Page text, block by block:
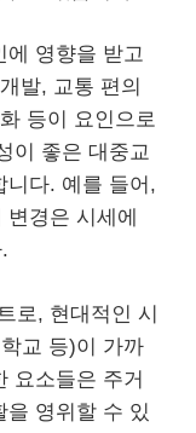
에 영향을 받고
발, 교통 편의
등이 요인으로
이 좋은 대중교
니다. 예를 들어,
경은 시세에
로, 현대적인 시
교 등)이 가까
요소들은 주거
을 영위할 수 있